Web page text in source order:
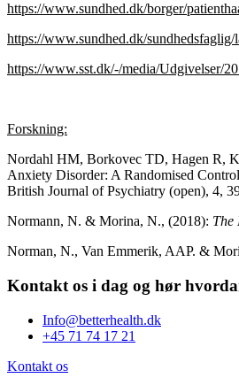
https://www.sundhed.dk/borger/
https://www.sundhed.dk/sundhedsfaglig/
https://www.sst.dk/-/media/Udgivelser/
Forskning:
Nordahl HM, Borkovec TD, Hagen R,
Anxiety Disorder: A Randomised
British Journal of Psychiatry (open), 4,
Normann, N. & Morina, N., (2018): The
Norman, N., Van Emmerik, AAP. &
Kontakt os i dag og hør
Info@betterhealth.dk
+45 71 74 17 21
Kontakt os